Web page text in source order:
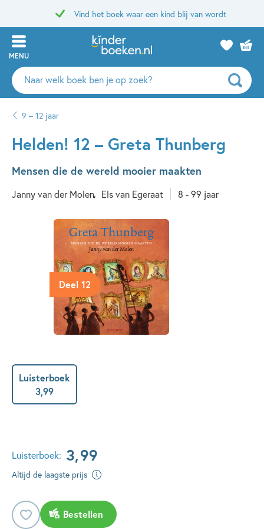
Vind het boek waar een kind blij van wordt
MENU
Zoeken
naar
auteurs
uitgevers
9 – 12 jaar
Helden! 12 – Greta Thunberg
Mensen die de wereld mooier maakten
Janny van der Molen Els van Egeraat 8 - 99 jaar
Deel 12
Luisterboek
3,99
Luisterboek: 3,99
Altijd de laagste prijs
Bestellen